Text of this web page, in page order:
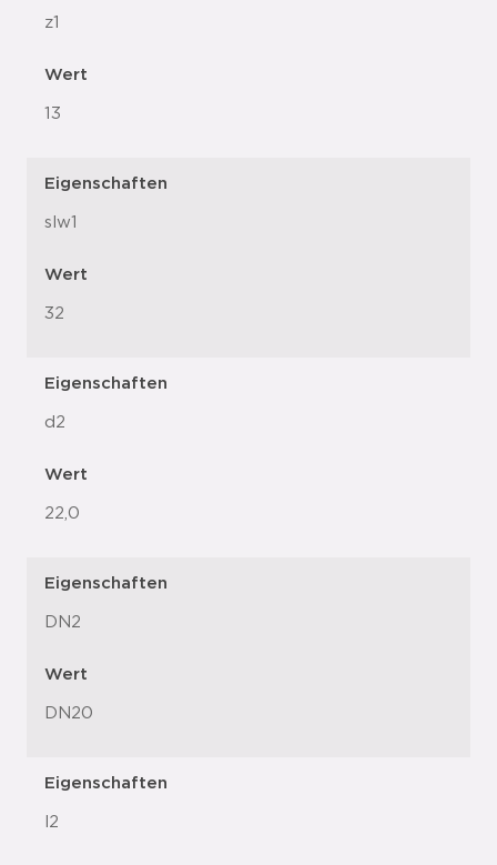
z1
Wert
13
Eigenschaften
slw1
Wert
32
Eigenschaften
d2
Wert
22,0
Eigenschaften
DN2
Wert
DN20
Eigenschaften
l2